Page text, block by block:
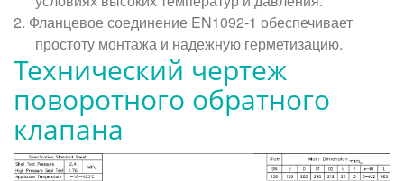
2. Фланцевое соединение EN1092-1 обеспечивает
простоту монтажа и надежную герметизацию.
Технический чертеж
поворотного обратного
клапана